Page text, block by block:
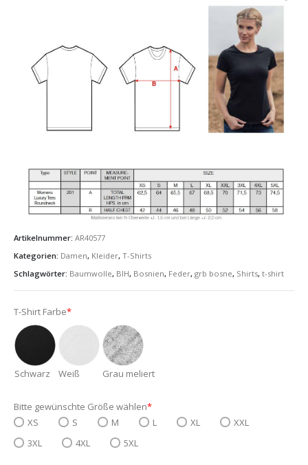
Artikelnummer: AR40577
Kategorien: Damen, Kleider, T-Shirts
Schlagwörter: Baumwolle, BIH, Bosnien, Feder, grb bosne, Shirts, t-shirt
T-Shirt Farbe*
Schwarz Weiß Grau meliert
Bitte gewünschte Größe wählen*
XS
S M L XL
XXL
3XL
4XL 5XL